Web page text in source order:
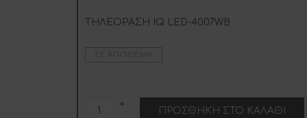
ΤΗΛΕΟΡΑΣΗ IQ LED-4007WB
ΣΕ ΑΠΌΘΕΜΑ
LED-
ΠΡΟΣΘΉΚΗ ΣΤΟ ΚΑΛΆΘΙ